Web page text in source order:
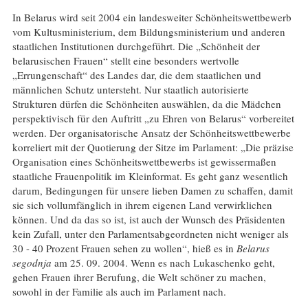
In Belarus wird seit 2004 ein landesweiter Schönheitswettbewerb
vom Kultusministerium, dem Bildungsministerium und anderen
staatlichen Institutionen durchgeführt. Die „Schönheit der
belarusischen Frauen“ stellt eine besonders wertvolle
„Errungenschaft“ des Landes dar, die dem staatlichen und
männlichen Schutz untersteht. Nur staatlich autorisierte
Strukturen dürfen die Schönheiten auswählen, da die Mädchen
perspektivisch für den Auftritt „zu Ehren von Belarus“ vorbereitet
werden. Der organisatorische Ansatz der Schönheitswettbewerbe
korreliert mit der Quotierung der Sitze im Parlament: „Die präzise
Organisation eines Schönheitswettbewerbs ist gewissermaßen
staatliche Frauenpolitik im Kleinformat. Es geht ganz wesentlich
darum, Bedingungen für unsere lieben Damen zu schaffen, damit
sie sich vollumfänglich in ihrem eigenen Land verwirklichen
können. Und da das so ist, ist auch der Wunsch des Präsidenten
kein Zufall, unter den Parlamentsabgeordneten nicht weniger als
30 - 40 Prozent Frauen sehen zu wollen“, hieß es in Belarus
segodnja am 25. 09. 2004. Wenn es nach Lukaschenko geht,
gehen Frauen ihrer Berufung, die Welt schöner zu machen,
sowohl in der Familie als auch im Parlament nach.